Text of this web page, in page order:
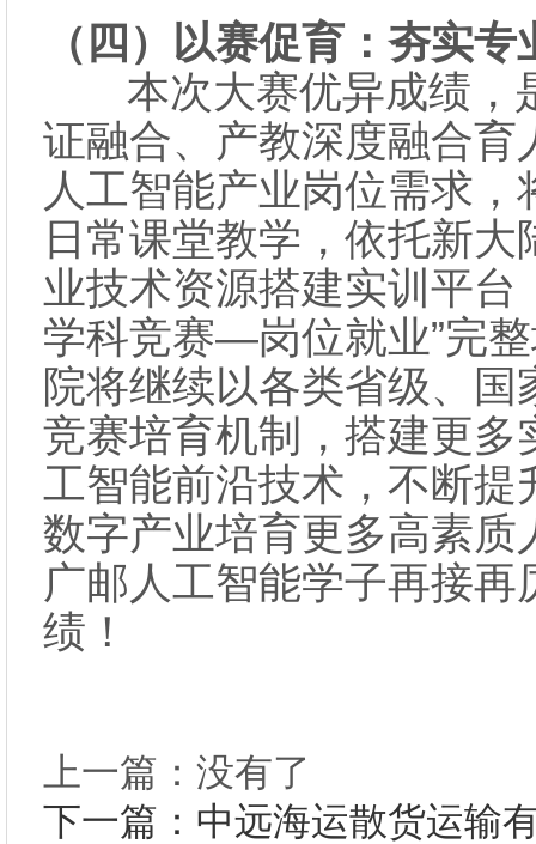
（四）以赛促育：夯实
本次大赛优异成绩，
证融合、产教深度融合
人工智能产业岗位需求
日常课堂教学，依托新
业技术资源搭建实训平
学科竞赛—岗位就业”完
院将继续以各类省级、
竞赛培育机制，搭建更
工智能前沿技术，不断
数字产业培育更多高素
广邮人工智能学子再接
绩！
上一篇：没有了
下一篇：中远海运散货运输